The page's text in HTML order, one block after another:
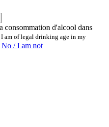
consommation d'alcool dans
am of legal drinking age in my
No / I am not